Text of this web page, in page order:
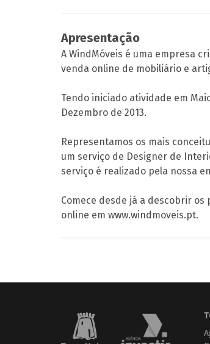
Apresentação
A WindMóveis é uma empresa
venda online de mobiliário e
Tendo iniciado atividade em
Dezembro de 2013.
Representamos os mais
um serviço de Designer de
serviço é realizado pela nossa
Comece desde já a descobrir os
online em www.windmoveis.pt.